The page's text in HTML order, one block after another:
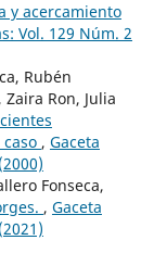
y acercamiento
Vol. 129 Núm. 2
Rubén
Ron, Julia
, Gaceta
Fonseca,
, Gaceta